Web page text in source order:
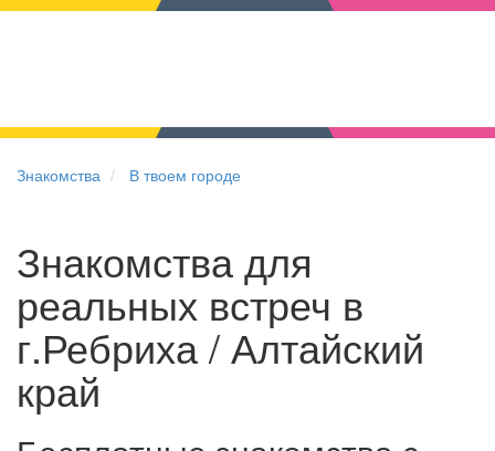
Знакомства В твоем городе
Знакомства для
реальных встреч в
г.Ребриха / Алтайский
край